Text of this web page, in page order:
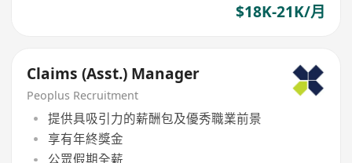
$18K-21K/月
Claims (Asst.) Manager
Peoplus Recruitment
提供具吸引力的薪酬包及優秀職業前景
享有年終獎金
公眾假期全薪